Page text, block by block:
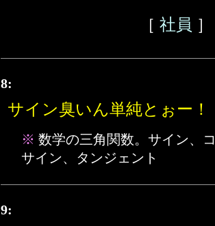
［ 社員 ］
8:
サイン臭いん単純とぉー！
※ 数学の三角関数。サイン、コ
サイン、タンジェント
9: